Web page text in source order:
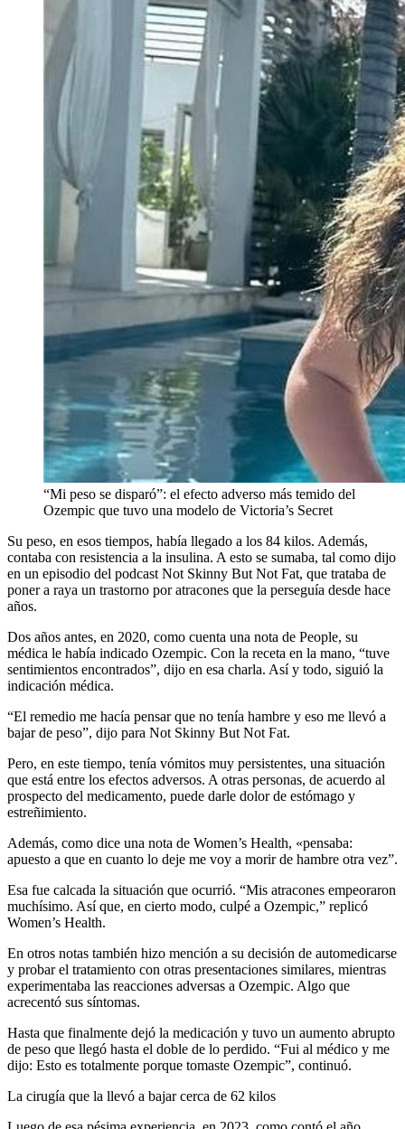
“Mi peso se disparó”: el efecto adverso más temido del
Ozempic que tuvo una modelo de Victoria’s Secret
Su peso, en esos tiempos, había llegado a los 84 kilos. Además,
contaba con resistencia a la insulina. A esto se sumaba, tal como dijo
en un episodio del podcast Not Skinny But Not Fat, que trataba de
poner a raya un trastorno por atracones que la perseguía desde hace
años.
Dos años antes, en 2020, como cuenta una nota de People, su
médica le había indicado Ozempic. Con la receta en la mano, “tuve
sentimientos encontrados”, dijo en esa charla. Así y todo, siguió la
indicación médica.
“El remedio me hacía pensar que no tenía hambre y eso me llevó a
bajar de peso”, dijo para Not Skinny But Not Fat.
Pero, en este tiempo, tenía vómitos muy persistentes, una situación
que está entre los efectos adversos. A otras personas, de acuerdo al
prospecto del medicamento, puede darle dolor de estómago y
estreñimiento.
Además, como dice una nota de Women’s Health, «pensaba:
apuesto a que en cuanto lo deje me voy a morir de hambre otra vez”.
Esa fue calcada la situación que ocurrió. “Mis atracones empeoraron
muchísimo. Así que, en cierto modo, culpé a Ozempic,” replicó
Women’s Health.
En otros notas también hizo mención a su decisión de automedicarse
y probar el tratamiento con otras presentaciones similares, mientras
experimentaba las reacciones adversas a Ozempic. Algo que
acrecentó sus síntomas.
Hasta que finalmente dejó la medicación y tuvo un aumento abrupto
de peso que llegó hasta el doble de lo perdido. “Fui al médico y me
dijo: Esto es totalmente porque tomaste Ozempic”, continuó.
La cirugía que la llevó a bajar cerca de 62 kilos